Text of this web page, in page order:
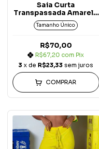
Saia Curta
Transpassada Amarelo
Brasilidade
Tamanho Único
R$70,00
R$67,20com Pix
3 x de R$23,33 sem juros
COMPRAR